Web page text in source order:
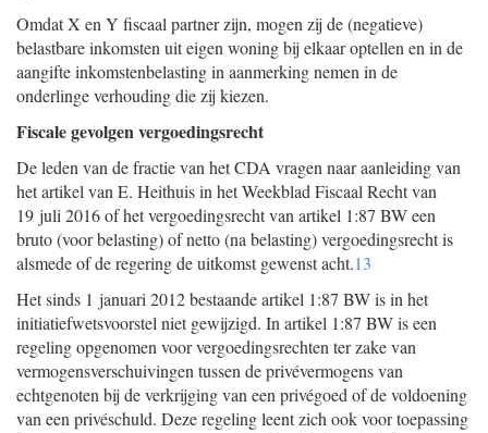
Omdat X en Y fiscaal partner zijn, mogen zij de (negatieve)
belastbare inkomsten uit eigen woning bij elkaar optellen en in de
aangifte inkomstenbelasting in aanmerking nemen in de
onderlinge verhouding die zij kiezen.
Fiscale gevolgen vergoedingsrecht
De leden van de fractie van het CDA vragen naar aanleiding van
het artikel van E. Heithuis in het Weekblad Fiscaal Recht van
19 juli 2016 of het vergoedingsrecht van artikel 1:87 BW een
bruto (voor belasting) of netto (na belasting) vergoedingsrecht is
alsmede of de regering de uitkomst gewenst acht.13
Het sinds 1 januari 2012 bestaande artikel 1:87 BW is in het
initiatiefwetsvoorstel niet gewijzigd. In artikel 1:87 BW is een
regeling opgenomen voor vergoedingsrechten ter zake van
vermogensverschuivingen tussen de privévermogens van
echtgenoten bij de verkrijging van een privégoed of de voldoening
van een privéschuld. Deze regeling leent zich ook voor toepassing